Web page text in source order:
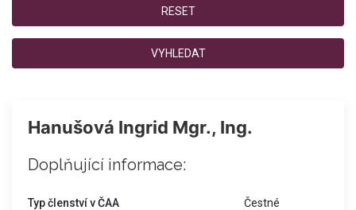
RESET
VYHLEDAT
Hanušová Ingrid Mgr., Ing.
Doplňující informace:
Typ členství v ČAA
Čestné